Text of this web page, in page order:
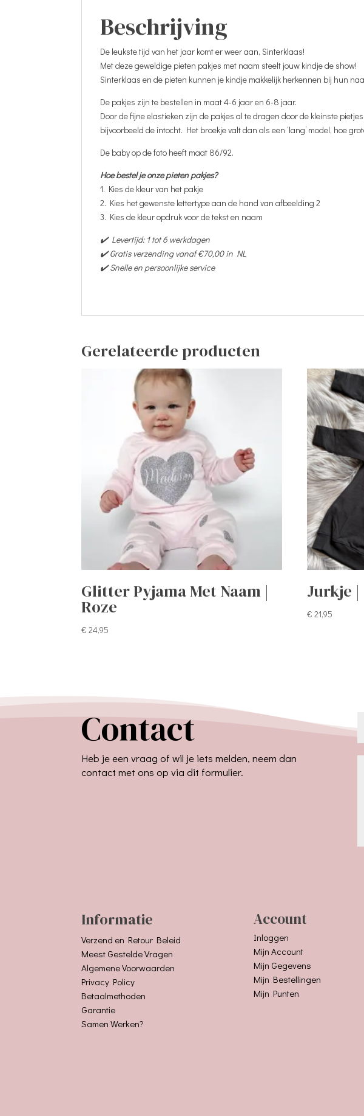
Beschrijving
De leukste tijd van het jaar komt er weer aan, Sinterklaas!
Met deze geweldige pieten pakjes met naam steelt jouw kindje de show!
Sinterklaas en de pieten kunnen je kindje makkelijk herkennen bij hun
De pakjes zijn te bestellen in maat 4-6 jaar en 6-8 jaar.
Door de fijne elastieken zijn de pakjes al te dragen door de kleinste
bijvoorbeeld de intocht. Het broekje valt dan als een ‘lang’ model, hoe
De baby op de foto heeft maat 86/92.
Hoe bestel je onze pieten pakjes?
1. Kies de kleur van het pakje
2. Kies het gewenste lettertype aan de hand van afbeelding 2
3. Kies de kleur opdruk voor de tekst en naam
✔️ Levertijd: 1 tot 6 werkdagen
✔️ Gratis verzending vanaf €70,00 in NL
✔️ Snelle en persoonlijke service
Gerelateerde producten
Glitter Pyjama Met Naam |
Roze
€ 24,95
Jurkje
€ 21,95
Contact
Heb je een vraag of wil je iets melden, neem dan
contact met ons op via dit formulier.
Informatie
Verzend en Retour Beleid
Meest Gestelde Vragen
Algemene Voorwaarden
Privacy Policy
Betaalmethoden
Garantie
Samen Werken?
Account
Inloggen
Mijn Account
Mijn Gegevens
Mijn Bestellingen
Mijn Punten